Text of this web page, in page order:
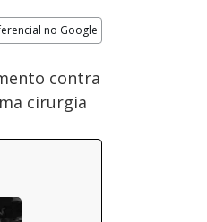
no Google
contra
cirurgia